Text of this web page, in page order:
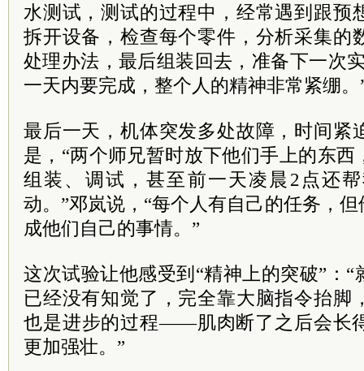
水测试，测试的过程中，经常遇到跟预
拆开设备，检查每个零件，分析采集的
处理办法，最后组装回去，准备下一次
一天内要完成，整个人的精神非常紧绷。
最后一天，机体突发多处故障，时间紧
是，“两个师兄暂时放下他们手上的东
组装、调试，甚至前一天凌晨2点还
动。”邓岚说，“每个人有自己的任务，
成他们自己的事情。”
这次试验让他感受到“精神上的突破”：
已经没有知觉了，完全靠大脑指令抬脚
也是进步的过程——肌肉断了之后会长
更加强壮。”